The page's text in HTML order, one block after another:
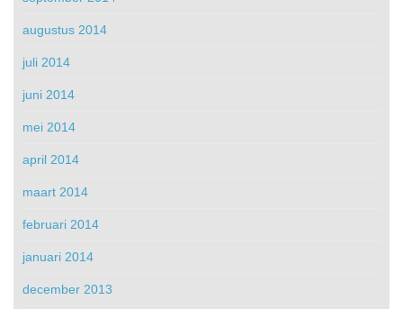
augustus 2014
juli 2014
juni 2014
mei 2014
april 2014
maart 2014
februari 2014
januari 2014
december 2013